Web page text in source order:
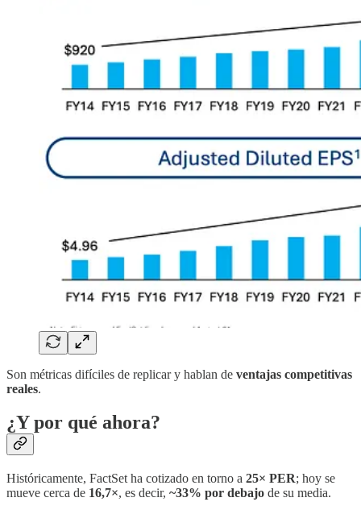
Son métricas difíciles de replicar y hablan de ventajas competitivas
reales.
¿Y por qué ahora?
Históricamente, FactSet ha cotizado en torno a 25× PER; hoy se
mueve cerca de 16,7×, es decir, ~33% por debajo de su media.